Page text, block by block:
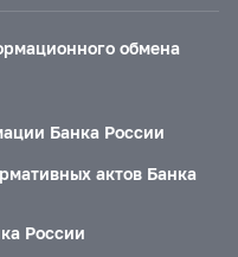
обмена
Банка России
актов Банка
России